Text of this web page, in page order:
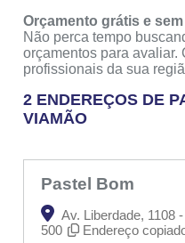
Orçamento grátis e
Não perca tempo
orçamentos para avaliar.
profissionais da sua
2 ENDEREÇOS DE
VIAMÃO
Pastel Bom
Av. Liberdade, 1108
500
Endereço